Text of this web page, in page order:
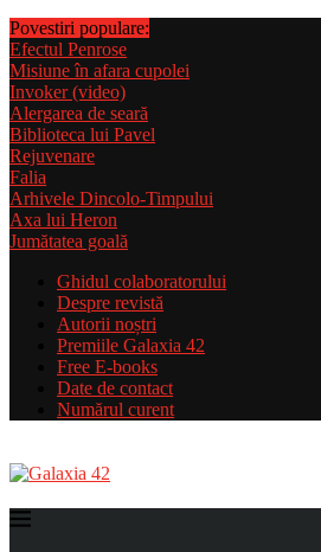
Povestiri populare:
Efectul Penrose
Misiune în afara cupolei
Invoker (video)
Alergarea de seară
Biblioteca lui Pavel
Rejuvenare
Falia
Arhivele Dincolo-Timpului
Axa lui Heron
Jumătatea goală
Ghidul colaboratorului
Despre revistă
Autorii noștri
Premiile Galaxia 42
Free E-books
Date de contact
Numărul curent